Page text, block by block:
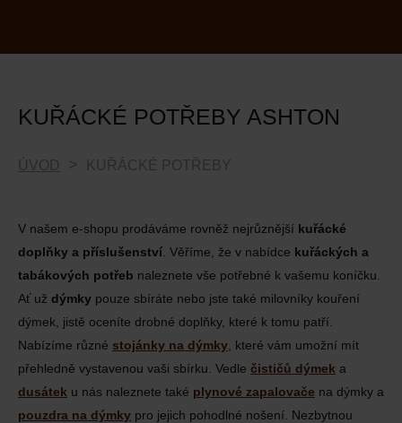
KUŘÁCKÉ POTŘEBY ASHTON
ÚVOD KUŘÁCKÉ POTŘEBY
V našem e-shopu prodáváme rovněž nejrůznější kuřácké
doplňky a příslušenství . Věříme, že v nabídce kuřáckých a
tabákových potřeb naleznete vše potřebné k vašemu koníčku.
Ať už dýmky pouze sbíráte nebo jste také milovníky kouření
dýmek, jistě oceníte drobné doplňky, které k tomu patří.
Nabízíme různé stojánky na dýmky , které vám umožní mít
přehledně vystavenou vaši sbírku. Vedle čističů dýmek a
dusátek u nás naleznete také plynové zapalovače na dýmky a
pouzdra na dýmky pro jejich pohodlné nošení. Nezbytnou